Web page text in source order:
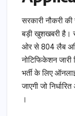
सरकारी नौकरी
बड़ी खुशखबरी है।
ओर से 804 लैब
नोटिफिकेशन
भर्ती के लिए
जाएगी जो
।